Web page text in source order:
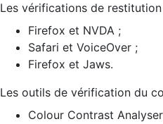
Les vérifications de
Firefox et NVDA ;
Safari et VoiceOver ;
Firefox et Jaws.
Les outils de vérification du
Colour Contrast